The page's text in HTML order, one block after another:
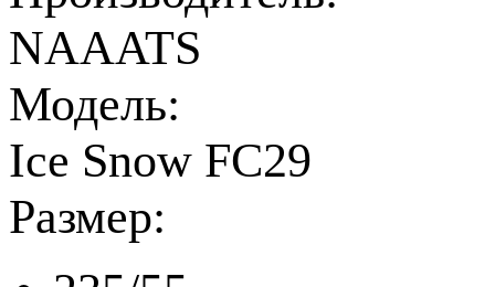
NAAATS
Модель:
Ice Snow FC29
Размер: